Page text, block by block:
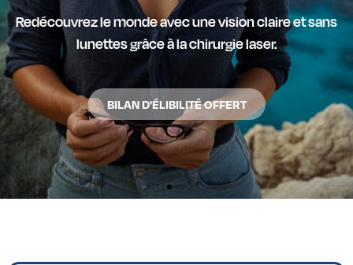
PHENICIA VISION
Votre centre de référence en chirurgie réfractive à
Marseille
DÉCOUVREZ NOTRE CENTRE